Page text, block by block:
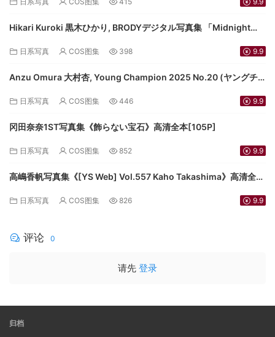
Hikari Kuroki 黒木ひかり, BRODYデジタル写真集 「Midnight
日系写真 COS图集 398 9.9
Anzu Omura 大村杏, Young Champion 2025 No.20 (ヤングチ
日系写真 COS图集 446 9.9
冈田奈奈1ST写真集《飾らない宝石》高清全本[105P]
日系写真 COS图集 852 9.9
高嶋香帆写真集《[YS Web] Vol.557 Kaho Takashima》高清全本
日系写真 COS图集 826 9.9
评论 0
请先 登录
归档